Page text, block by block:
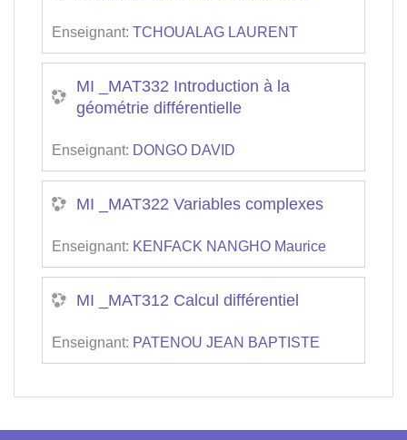
Enseignant: TCHOUALAG LAURENT
MI _MAT332 Introduction à la
géométrie différentielle
Enseignant: DONGO DAVID
MI _MAT322 Variables complexes
Enseignant: KENFACK NANGHO Maurice
MI _MAT312 Calcul différentiel
Enseignant: PATENOU JEAN BAPTISTE